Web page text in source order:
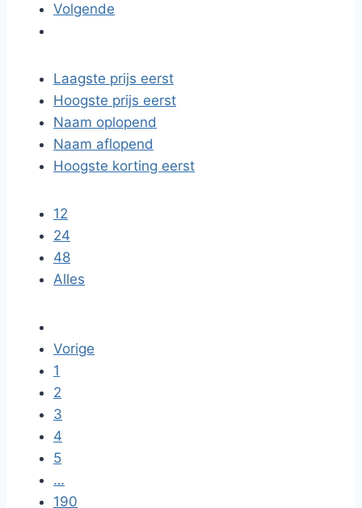
Volgende
Laagste prijs eerst
Hoogste prijs eerst
Naam oplopend
Naam aflopend
Hoogste korting eerst
12
24
48
Alles
Vorige
1
2
3
4
5
…
190